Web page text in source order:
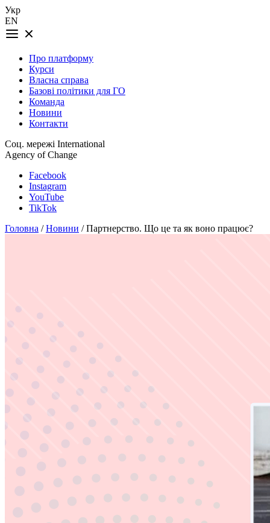
Укр
EN
Про платформу
Курси
Власна справа
Базові політики для ГО
Команда
Новини
Контакти
Соц. мережі International
Agency of Change
Facebook
Instagram
YouTube
TikTok
Головна /Новини / Партнерство. Що це та як воно працює?